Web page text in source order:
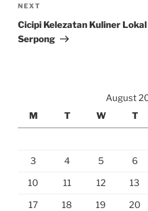
Next
Post
NEXT
Cicipi Kelezatan Kuliner
Serpong
August
M
T W T
3 4 5 6
10 11 12 13
17 18 19 20